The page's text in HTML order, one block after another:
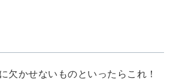
欠かせないものといったらこれ！